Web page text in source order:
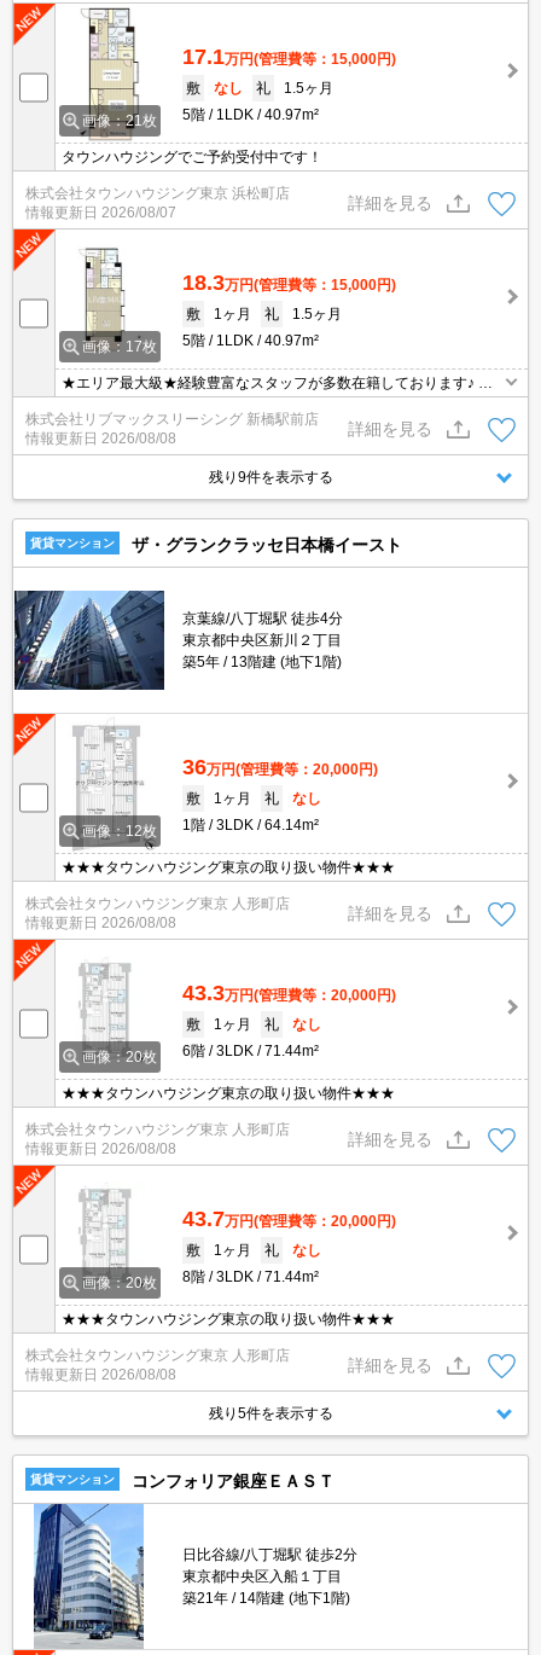
画像：21枚
17.1万円(管理費等：15,000円)
敷
なし 礼
1.5ヶ月
5階
1LDK 40.97m²
タウンハウジングでご予約受付中です！
株式会社タウンハウジング東京 浜松町店
情報更新日 2026/08/07
詳細を見る
画像：17枚
18.3万円(管理費等：15,000円)
敷
1ヶ月 礼
1.5ヶ月
5階
1LDK 40.97m²
★エリア最大級★経験豊富なスタッフが多数在籍しております♪ 初
社に一度も来店せずとも問題ありません♪弊社ではネットに掲載され
ている物件も全てご紹介可能になりますので気になる物件は全て申
株式会社リブマックスリーシング 新橋駅前店
情報更新日 2026/08/08
詳細を見る
残り9件を表示する
賃貸マンション ザ・グランクラッセ日本橋イースト
京葉線/八丁堀駅 徒歩4分
東京都中央区新川２丁目
築5年
13階建 (地下1階)
画像：12枚
36万円(管理費等：20,000円)
敷
1ヶ月 礼
なし
1階
3LDK 64.14m²
★★★タウンハウジング東京の取り扱い物件★★★
株式会社タウンハウジング東京 人形町店
情報更新日 2026/08/08
詳細を見る
画像：20枚
43.3万円(管理費等：20,000円)
敷
1ヶ月 礼
なし
6階
3LDK 71.44m²
★★★タウンハウジング東京の取り扱い物件★★★
株式会社タウンハウジング東京 人形町店
情報更新日 2026/08/08
詳細を見る
画像：20枚
43.7万円(管理費等：20,000円)
敷
1ヶ月 礼
なし
8階
3LDK 71.44m²
★★★タウンハウジング東京の取り扱い物件★★★
株式会社タウンハウジング東京 人形町店
情報更新日 2026/08/08
詳細を見る
残り5件を表示する
賃貸マンション コンフォリア銀座ＥＡＳＴ
日比谷線/八丁堀駅 徒歩2分
東京都中央区入船１丁目
築21年
14階建 (地下1階)